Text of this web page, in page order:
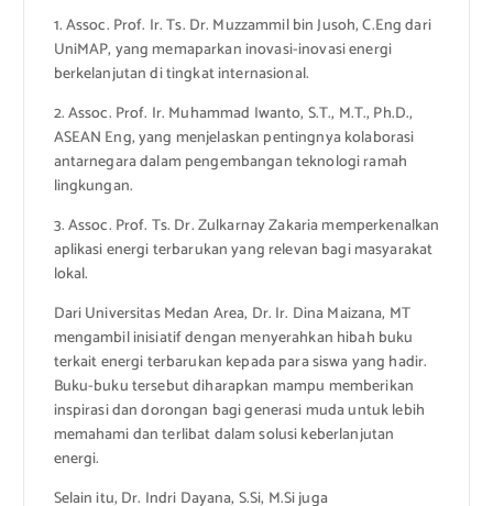
1. Assoc. Prof. Ir. Ts. Dr. Muzzammil bin Jusoh, C.Eng dari
UniMAP, yang memaparkan inovasi-inovasi energi
berkelanjutan di tingkat internasional.
2. Assoc. Prof. Ir. Muhammad Iwanto, S.T., M.T., Ph.D.,
ASEAN Eng, yang menjelaskan pentingnya kolaborasi
antarnegara dalam pengembangan teknologi ramah
lingkungan.
3. Assoc. Prof. Ts. Dr. Zulkarnay Zakaria memperkenalkan
aplikasi energi terbarukan yang relevan bagi masyarakat
lokal.
Dari Universitas Medan Area, Dr. Ir. Dina Maizana, MT
mengambil inisiatif dengan menyerahkan hibah buku
terkait energi terbarukan kepada para siswa yang hadir.
Buku-buku tersebut diharapkan mampu memberikan
inspirasi dan dorongan bagi generasi muda untuk lebih
memahami dan terlibat dalam solusi keberlanjutan
energi.
Selain itu, Dr. Indri Dayana, S.Si, M.Si juga